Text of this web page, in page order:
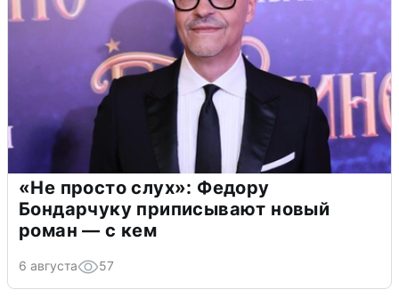
«Не просто слух»: Федору
Бондарчуку приписывают новый
роман — с кем
6 августа 57